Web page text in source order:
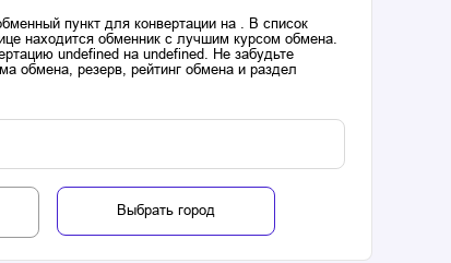
пункт для конвертации на . В список
находится обменник с лучшим курсом обмена.
undefined на undefined. Не забудьте
обмена, резерв, рейтинг обмена и раздел
Выбрать город